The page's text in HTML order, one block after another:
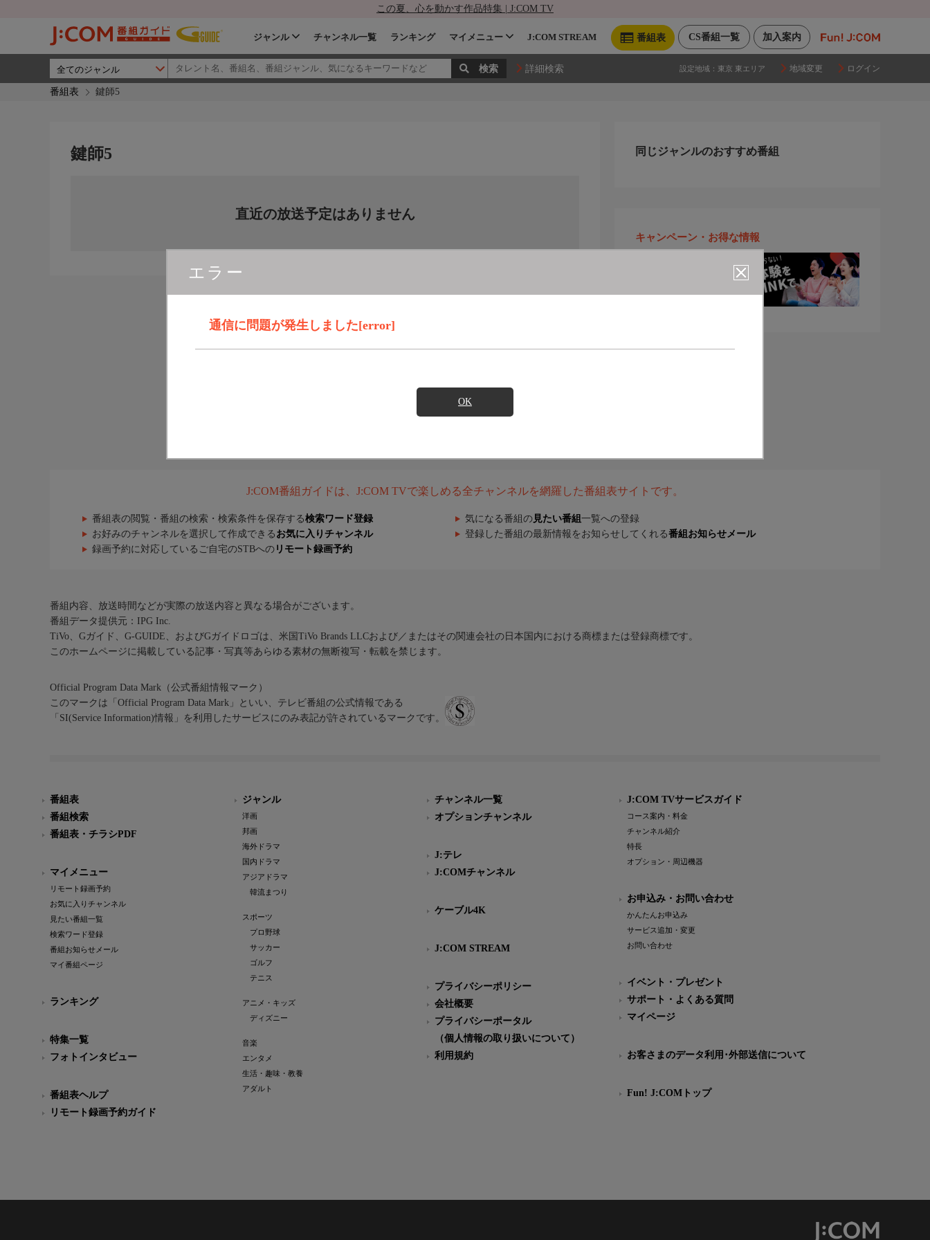
この夏、心を動かす作品特集 | J:COM TV
加入案内
CS番組一覧
番組表
ジャンル チャンネル一覧 ランキング マイメニュー J:COM STREAM
詳細検索 設定地域： 東京 東エリア 地域変更 ログイン
番組表 鍵師5
エラー
通信に問題が発生しました[error]
OK
鍵師5
直近の放送予定はありません
同じジャンルのおすすめ番組
キャンペーン・お得な情報
J:COM番組ガイドは、J:COM TVで楽しめる全チャンネルを網羅した番組表サイトです。
番組表の閲覧・番組の検索・検索条件を保存する検索ワード登録 気になる番組の 見たい番組 一覧への登録
お好みのチャンネルを選択して作成できる お気に入りチャンネル 登録した番組の最新情報をお知らせしてくれる番組お知らせメール
録画予約に対応しているご自宅のSTBへの リモート録画予約
番組内容、放送時間などが実際の放送内容と異なる場合がございます。
番組データ提供元：IPG Inc.
TiVo、Gガイド、G-GUIDE、およびGガイドロゴは、米国TiVo Brands LLCおよび／またはその関連会社の日本国内における商標または登録商標です。
このホームページに掲載している記事・写真等あらゆる素材の無断複写・転載を禁じます。
Official Program Data Mark（公式番組情報マーク）
このマークは「Official Program Data Mark」といい、テレビ番組の公式情報である
「SI(Service Information)情報」を利用したサービスにのみ表記が許されているマークです。
番組表
番組検索
番組表・チラシPDF
マイメニュー
リモート録画予約
お気に入りチャンネル
見たい番組一覧
検索ワード登録
番組お知らせメール
マイ番組ページ
ランキング
特集一覧
フォトインタビュー
番組表ヘルプ
リモート録画予約ガイド
ジャンル
洋画
邦画
海外ドラマ
国内ドラマ
アジアドラマ
韓流まつり
スポーツ
プロ野球
サッカー
ゴルフ
テニス
アニメ・キッズ
ディズニー
音楽
エンタメ
生活・趣味・教養
アダルト
チャンネル一覧
オプションチャンネル
J:テレ
J:COMチャンネル
ケーブル4K
J:COM STREAM
プライバシーポリシー
会社概要
プライバシーポータル
（個人情報の取り扱いについて）
利用規約
J:COM TVサービスガイド
コース案内・料金
チャンネル紹介
特長
オプション・周辺機器
お申込み・お問い合わせ
かんたんお申込み
サービス追加・変更
お問い合わせ
イベント・プレゼント
サポート・よくある質問
マイページ
お客さまのデータ利用･外部送信について
Fun! J:COMトップ